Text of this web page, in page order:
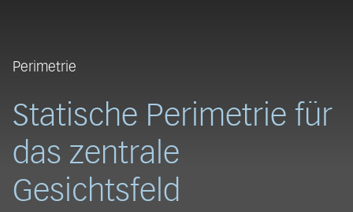
Perimetrie
Statische Perimetrie für
das zentrale
Gesichtsfeld